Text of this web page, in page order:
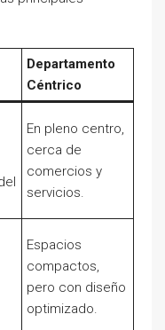
Departamento
Céntrico
En pleno centro,
cerca de
comercios y
servicios.
Espacios
compactos,
pero con diseño
optimizado.